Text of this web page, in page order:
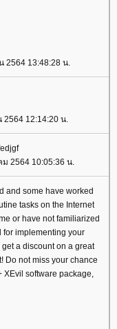
2564 13:48:28 น.
2564 12:14:20 น.
2564 10:05:36 น.
and some have worked
tasks on the Internet
or have not familiarized
for implementing your
a discount on a great
Do not miss your chance
XEvil software package,